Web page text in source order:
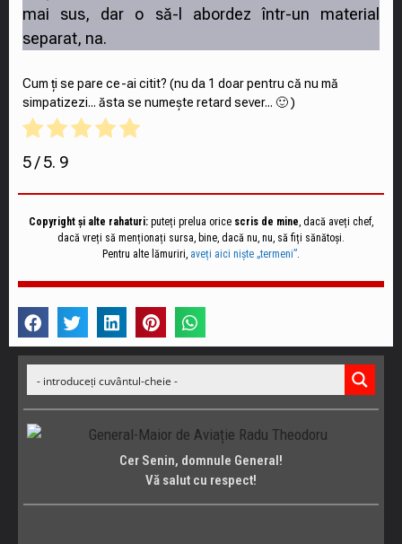
mai sus, dar o să-l abordez într-un material
separat, na.
Cum ți se pare ce-ai citit? (nu da 1 doar pentru că nu mă
simpatizezi... ăsta se numește retard sever... 🙂 )
5/ 5. 9
Copyright și alte rahaturi: puteți prelua orice scris de mine, dacă aveți chef,
dacă vreți să menționați sursa, bine, dacă nu, nu, să fiți sănătoși.
Pentru alte lămuriri, aveți aici niște „termeni”.
Cer Senin, domnule General!
Vă salut cu respect!